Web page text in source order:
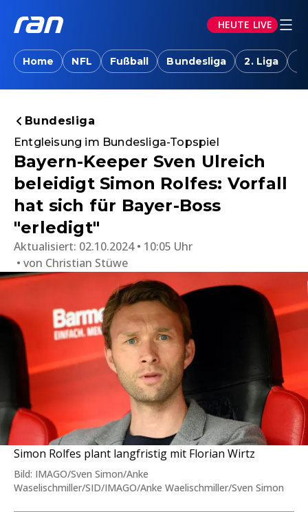
HEUTE LIVE
Home NFL Fußball Bundesliga 2. Liga
Bundesliga
Entgleisung im Bundesliga-Topspiel
Bayern-Keeper Sven Ulreich
beleidigt Simon Rolfes: Vorfall
hat sich für Bayer-Boss
"erledigt"
Aktualisiert: 02.10.2024 • 10:05 Uhr
von Christian Stüwe
Simon Rolfes plant langfristig mit Florian Wirtz
Bild: IMAGO/Sven Simon/Anke
Waselischmiller/SID/IMAGO/Anke Waelischmiller/Sven Simon